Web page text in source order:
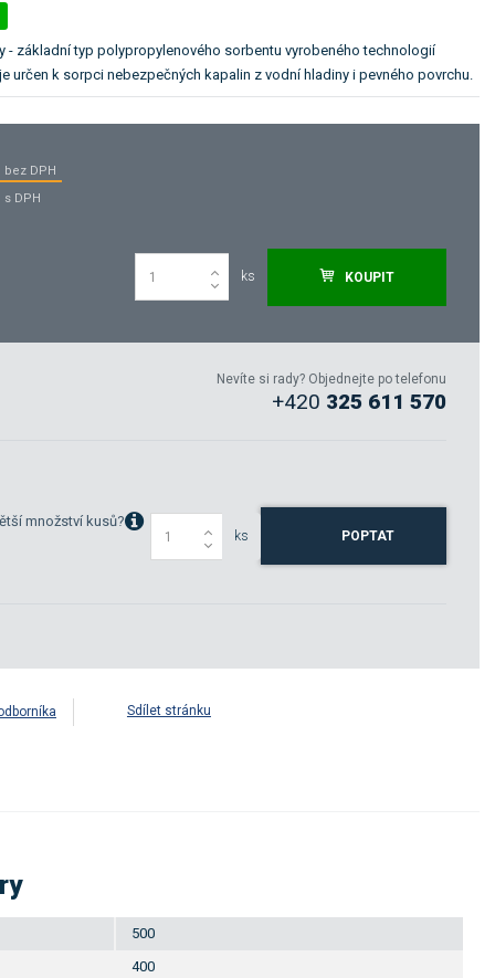
- základní typ polypropylenového sorbentu vyrobeného technologií
určen k sorpci nebezpečných kapalin z vodní hladiny i pevného povrchu.
bez DPH
s DPH
ks KOUPIT
Nevíte si rady? Objednejte po telefonu
+420 325 611 570
množství kusů?
ks POPTAT
Sdílet stránku
500
400